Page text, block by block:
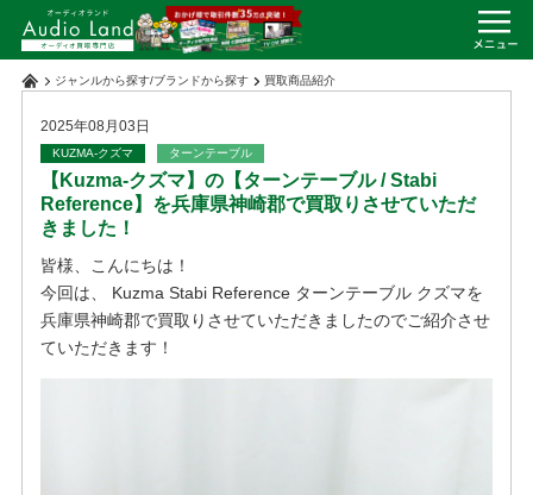
ジャンルから探す/ブランドから探す 買取商品紹介
2025年08月03日
KUZMA-クズマ ターンテーブル
【Kuzma-クズマ】の【ターンテーブル / Stabi
Reference】を兵庫県神崎郡で買取りさせていただ
きました！
皆様、こんにちは！
今回は、 Kuzma Stabi Reference ターンテーブル クズマを
兵庫県神崎郡で買取りさせていただきましたのでご紹介させ
ていただきます！